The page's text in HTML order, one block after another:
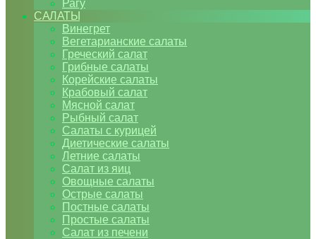
Рагу
САЛАТЫ
Винегрет
Вегетарианские салаты
Греческий салат
Грибные салаты
Корейские салаты
Крабовый салат
Мясной салат
Рыбный салат
Салаты с курицей
Диетические салаты
Летние салаты
Салат из яиц
Овощные салаты
Острые салаты
Постные салаты
Простые салаты
Салат из печени